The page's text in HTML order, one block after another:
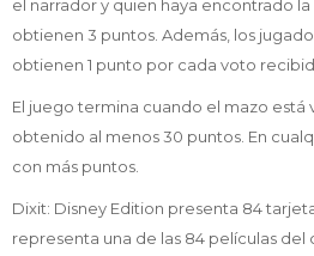
el narrador y quien haya encontrado
obtienen 3 puntos. Además, los
obtienen 1 punto por cada voto
El juego termina cuando el mazo está
obtenido al menos 30 puntos. En
con más puntos.
Dixit: Disney Edition presenta 84
representa una de las 84 películas del